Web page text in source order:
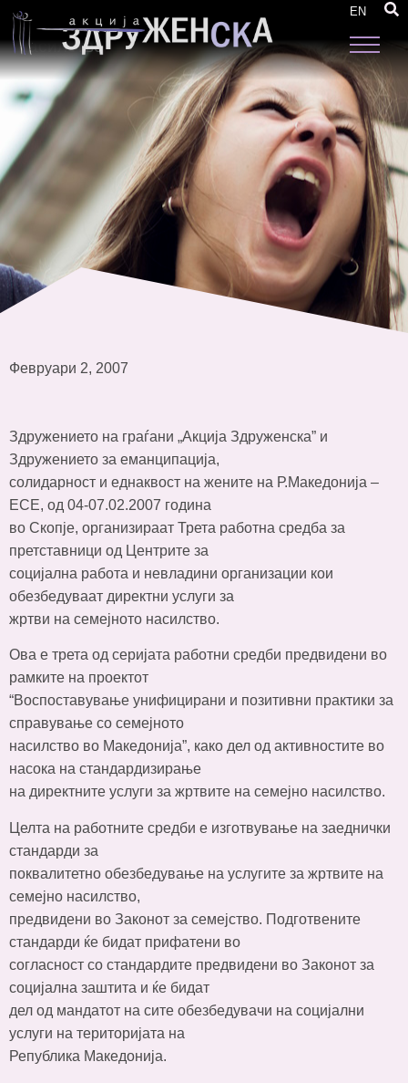
EN
на директните услуги за жртвите на семејно
насилство
Февруари 2, 2007
Здружението на граѓани „Акција Здруженска” и
Здружението за еманципација,
солидарност и еднаквост на жените на Р.Македонија –
ЕСЕ, од 04-07.02.2007 година
во Скопје, организираат Трета работна средба за
претставници од Центрите за
социјална работа и невладини организации кои
обезбедуваат директни услуги за
жртви на семејното насилство.
Ова е трета од серијата работни средби предвидени во
рамките на проектот
“Воспоставување унифицирани и позитивни практики за
справување со семејното
насилство во Македонија”, како дел од активностите во
насока на стандардизирање
на директните услуги за жртвите на семејно насилство.
Целта на работните средби е изготвување на заеднички
стандарди за
поквалитетно обезбедување на услугите за жртвите на
семејно насилство,
предвидени во Законот за семејство. Подготвените
стандарди ќе бидат прифатени во
согласност со стандардите предвидени во Законот за
социјална заштита и ќе бидат
дел од мандатот на сите обезбедувачи на социјални
услуги на територијата на
Република Македонија.